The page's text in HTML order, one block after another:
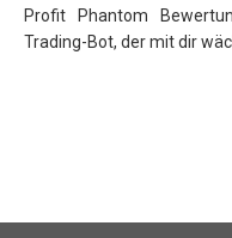
Profit Phantom
Trading-Bot, der mit dir